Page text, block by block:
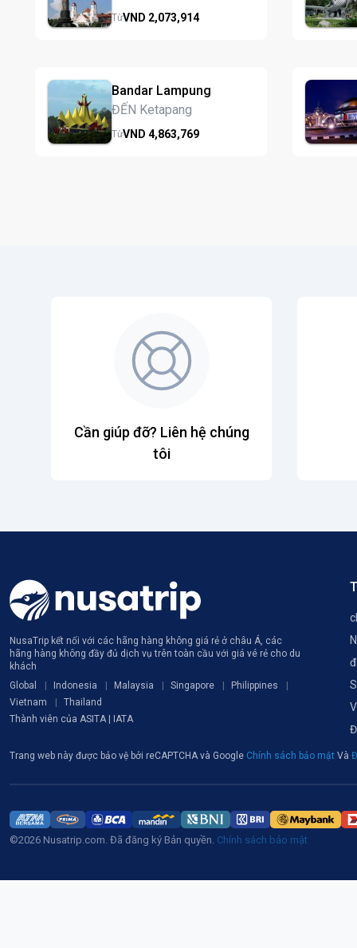
TừVND 2,073,914
Bandar Lampung
ĐẾN Ketapang
TừVND 4,863,769
Cần giúp đỡ? Liên hệ chúng
tôi
NusaTrip kết nối với các hãng hàng không giá rẻ ở châu Á, các
hãng hàng không đầy đủ dịch vụ trên toàn cầu với giá vé rẻ cho du
khách
Global
Indonesia Malaysia Singapore
Philippines
Vietnam
Thailand
Thành viên của ASITA | IATA
Trang web này được bảo vệ bởi reCAPTCHA và Google Chính sách bảo mật Và
©2026 Nusatrip.com. Đã đăng ký Bản quyền. Chính sách bảo mật